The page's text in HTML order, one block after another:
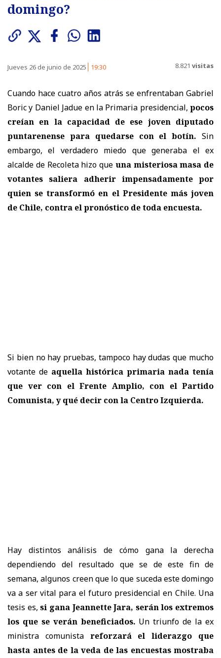
domingo?
Jueves 26 de junio de 2025 19:30 8.821 visitas
Cuando hace cuatro años atrás se enfrentaban Gabriel
Boric y Daniel Jadue en la Primaria presidencial, pocos
creían en la capacidad de ese joven diputado
puntarenense para quedarse con el botín. Sin
embargo, el verdadero miedo que generaba el ex
alcalde de Recoleta hizo que una misteriosa masa de
votantes saliera adherir impensadamente por
quien se transformó en el Presidente más joven
de Chile, contra el pronóstico de toda encuesta.
Si bien no hay pruebas, tampoco hay dudas que mucho
votante de aquella histórica primaria nada tenía
que ver con el Frente Amplio, con el Partido
Comunista, y qué decir con la Centro Izquierda.
Hay distintos análisis de cómo gana la derecha
dependiendo del resultado que se de este fin de
semana, algunos creen que lo que suceda este domingo
va a ser vital para el futuro presidencial en Chile. Una
tesis es, si gana Jeannette Jara, serán los extremos
los que se verán beneficiados. Un triunfo de la ex
ministra comunista reforzará el liderazgo que
hasta antes de la veda de las encuestas mostraba